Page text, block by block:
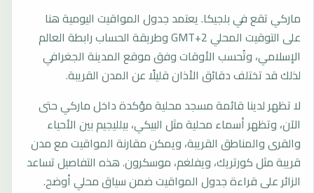
ماركي تقع في بلجيكا. يعتمد جدول المواقيت اليومية هنا
على التوقيت المحلي GMT+2 وطريقة الحساب رابطة العالم
الإسلامي، وتُحسب الأوقات وفق موقع المدينة الجغرافي
لذلك قد تختلف دقائق الأذان قليلًا عن المدن القريبة.
لا تظهر لدينا قائمة مسجد محلية مؤكدة داخل ماركي حتى
الآن، وتظهر أسماء محلية مثل البيكي، بيلليجيم بين الأحياء
والقرى والمناطق القريبة، ويمكن مقارنة المواقيت مع مدن
قريبة مثل كورتريك، ويفلغم، موسكرون. هذه التفاصيل تساعد
الزائر على قراءة جدول المواقيت ضمن سياق محلي أوضح.